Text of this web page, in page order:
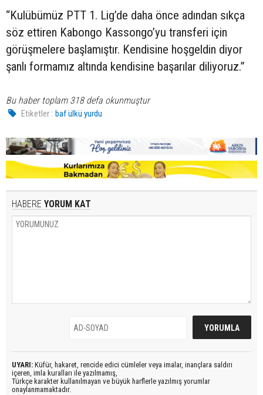
“Kulübümüz PTT 1. Lig’de daha önce adından sıkça
söz ettiren Kabongo Kassongo’yu transferi için
görüşmelere başlamıştır. Kendisine hoşgeldin diyor
şanlı formamız altında kendisine başarılar diliyoruz.”
Bu haber toplam 318 defa okunmuştur
Etiketler : baf ülkü yurdu
HABERE YORUM KAT
UYARI: Küfür, hakaret, rencide edici cümleler veya imalar, inançlara saldırı
içeren, imla kuralları ile yazılmamış,
Türkçe karakter kullanılmayan ve büyük harflerle yazılmış yorumlar
onaylanmamaktadır.